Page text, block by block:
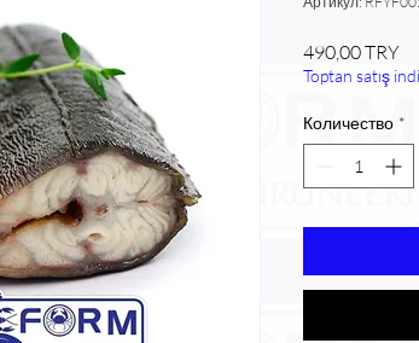
490,00 TRY
Toptan satış
Количество *